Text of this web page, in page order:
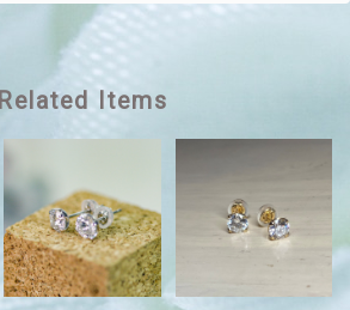
Related Items